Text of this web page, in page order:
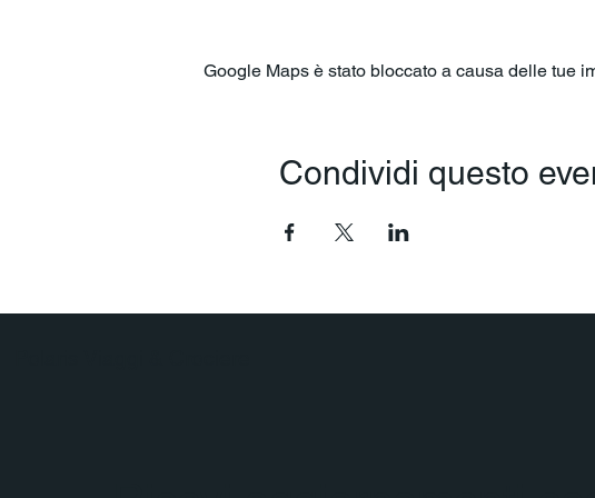
Google Maps è stato bloccato a causa delle tue
Condividi questo